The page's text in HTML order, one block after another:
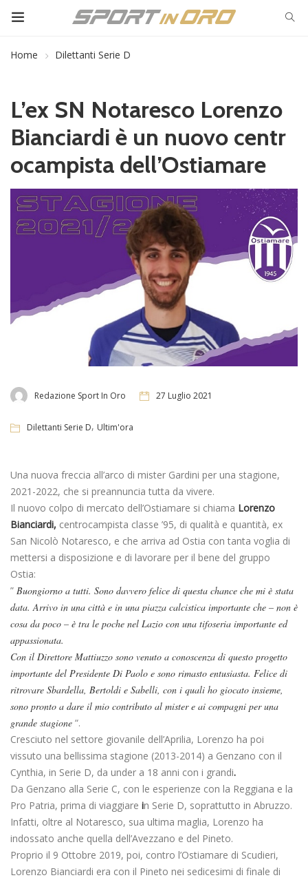
Home Dilettanti Serie D
L’ex SN Notaresco Lorenzo
Bianciardi è un nuovo centr
ocampista dell’Ostiamare
Redazione Sport In Oro 27 Luglio 2021
Dilettanti Serie D, Ultim'ora
Una nuova freccia all’arco di mister Gardini per una stagione,
2021-2022, che si preannuncia tutta da vivere.
Il nuovo colpo di mercato dell’Ostiamare si chiama Lorenzo
Bianciardi, centrocampista classe ’95, di qualità e quantità, ex
San Nicolò Notaresco, e che arriva ad Ostia con tanta voglia di
mettersi a disposizione e di lavorare per il bene del gruppo
Ostia:
” Buongiorno a tutti. Sono davvero felice di questa chance che mi è stata
data. Arrivo in una città e in una piazza calcistica importante che – non è
cosa da poco – è tra le poche nel Lazio con una tifoseria importante ed
appassionata.
Con il Direttore Mattiuzzo sono venuto a conoscenza di questo progetto
importante del Presidente Di Paolo e sono rimasto entusiasta. Felice di
ritrovare Sbardella, Bertoldi e Sabelli, con i quali ho giocato insieme,
sono pronto a dare il mio contributo al mister e ai compagni per una
grande stagione “.
Cresciuto nel settore giovanile dell’Aprilia, Lorenzo ha poi
vissuto una bellissima stagione (2013-2014) a Genzano con il
Cynthia, in Serie D, da under a 18 anni con i grandi.
Da Genzano alla Serie C, con le esperienze con la Reggiana e la
Pro Patria, prima di viaggiare in Serie D, soprattutto in Abruzzo.
Infatti, oltre al Notaresco, sua ultima maglia, Lorenzo ha
indossato anche quella dell’Avezzano e del Pineto.
Proprio il 9 Ottobre 2019, poi, contro l’Ostiamare di Scudieri,
Lorenzo Bianciardi era con il Pineto nei sedicesimi di finale di